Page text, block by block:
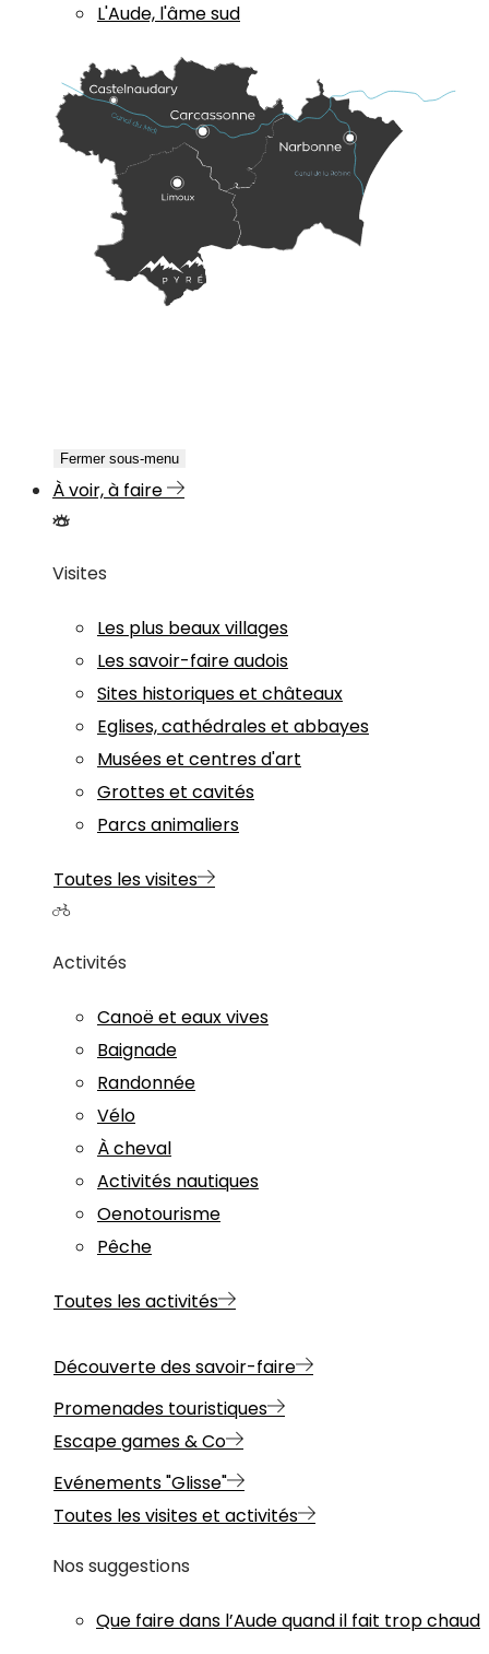
L'Aude, l'âme sud
Fermer sous-menu
À voir, à faire
Visites
Les plus beaux villages
Les savoir-faire audois
Sites historiques et châteaux
Eglises, cathédrales et abbayes
Musées et centres d'art
Grottes et cavités
Parcs animaliers
Toutes les visites
Activités
Canoë et eaux vives
Baignade
Randonnée
Vélo
À cheval
Activités nautiques
Oenotourisme
Pêche
Toutes les activités
Découverte des savoir-faire
Promenades touristiques
Escape games & Co
Evénements "Glisse"
Toutes les visites et activités
Nos suggestions
Que faire dans l’Aude quand il fait trop chaud